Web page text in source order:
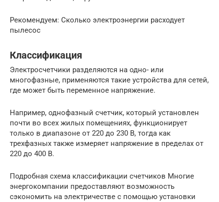
Рекомендуем: Сколько электроэнергии расходует
пылесос
Классификация
Электросчетчики разделяются на одно- или
многофазные, применяются такие устройства для сетей,
где может быть переменное напряжение.
Например, однофазный счетчик, который установлен
почти во всех жилых помещениях, функционирует
только в диапазоне от 220 до 230 В, тогда как
трехфазных также измеряет напряжение в пределах от
220 до 400 В.
Подробная схема классификации счетчиков Многие
энергокомпании предоставляют возможность
сэкономить на электричестве с помощью установки